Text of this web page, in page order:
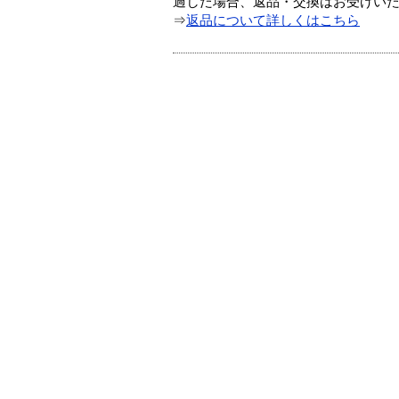
⇒返品について詳しくはこちら